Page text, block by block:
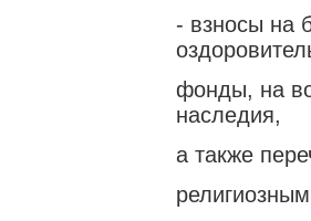
- взносы на
фонды, на
наследия,
а также